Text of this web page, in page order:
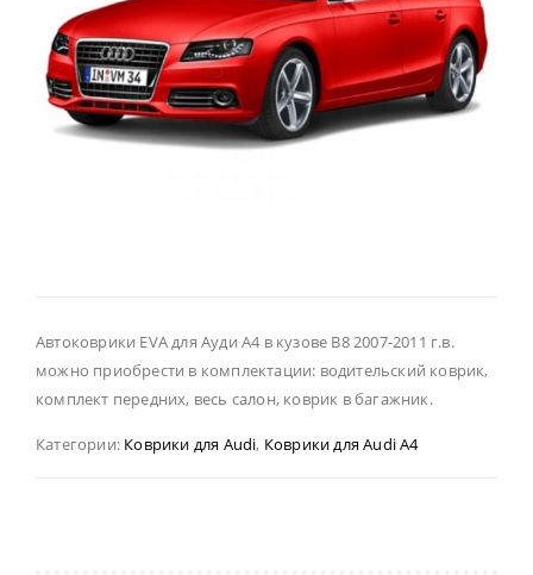
Автоковрики EVA для Ауди А4 в кузове В8 2007-2011 г.в.
можно приобрести в комплектации: водительский коврик,
комплект передних, весь салон, коврик в багажник.
Категории: Коврики для Audi, Коврики для Audi A4